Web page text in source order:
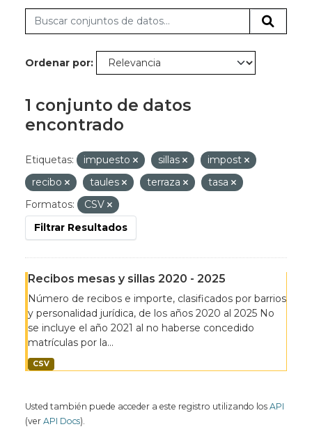
Ordenar por
1 conjunto de datos
encontrado
Etiquetas: impuesto sillas
impost
recibo
taules terraza
tasa
Formatos:
CSV
Filtrar Resultados
Recibos mesas y sillas 2020 - 2025
Número de recibos e importe, clasificados por barrios
y personalidad jurídica, de los años 2020 al 2025 No
se incluye el año 2021 al no haberse concedido
matrículas por la...
CSV
Usted también puede acceder a este registro utilizando los API
(ver API Docs).